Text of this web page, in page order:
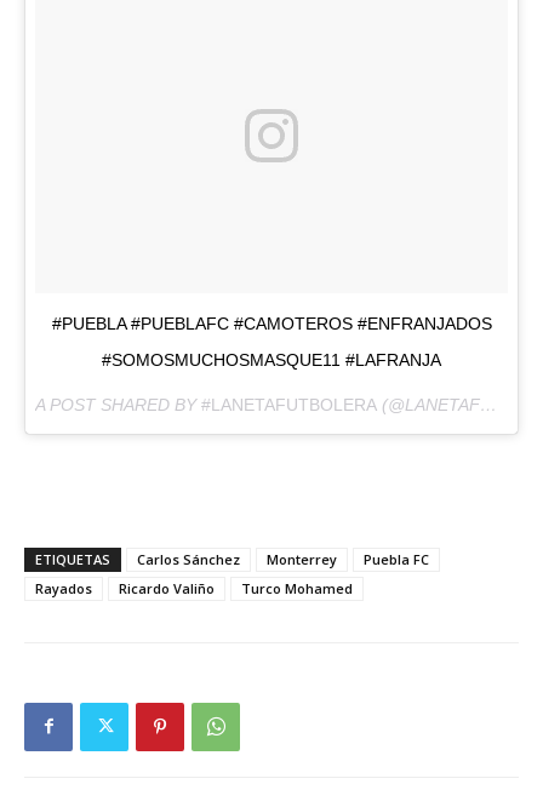
#PUEBLA #PUEBLAFC #CAMOTEROS #ENFRANJADOS
#SOMOSMUCHOSMASQUE11 #LAFRANJA
A POST SHARED BY#LANETAFUTBOLERA (@LANETAFUTBOLERA) ON
ETIQUETAS Carlos Sánchez Monterrey
Puebla FC
Rayados
Ricardo Valiño Turco Mohamed